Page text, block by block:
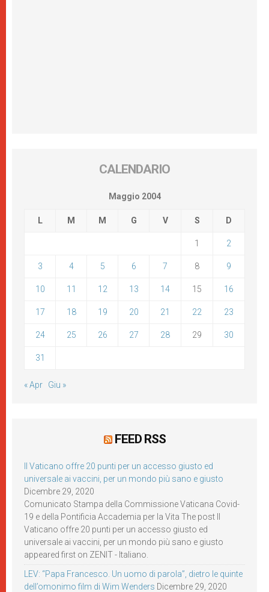
CALENDARIO
Maggio 2004
L M M G V S D
1 2
3 4 5 6 7 8 9
10 11 12 13 14 15 16
17 18 19 20 21 22 23
24 25 26 27 28 29 30
31
« Apr Giu »
FEED RSS
Il Vaticano offre 20 punti per un accesso giusto ed
universale ai vaccini, per un mondo più sano e giusto
Dicembre 29, 2020
Comunicato Stampa della Commissione Vaticana Covid-
19 e della Pontificia Accademia per la Vita The post Il
Vaticano offre 20 punti per un accesso giusto ed
universale ai vaccini, per un mondo più sano e giusto
appeared first on ZENIT - Italiano.
LEV: “Papa Francesco. Un uomo di parola”, dietro le quinte
dell’omonimo film di Wim Wenders Dicembre 29, 2020